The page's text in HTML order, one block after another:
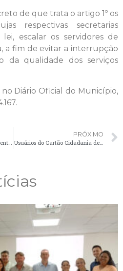
de que trata o artigo 1º os
respectivas secretarias
escalar os servidores de
a fim de evitar a interrupção
da qualidade dos serviços
Diário Oficial do Município,
COMUNICADO | Boletim apresenta 15 novos casos confirmados de Covid-19
PRÓXIMO
Usuários do Cartão Cidadania devem agendar horário para atendimento no CRAS